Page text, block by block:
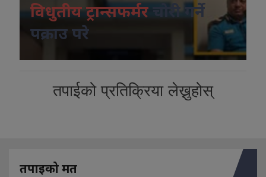
विधुतीय ट्रान्सफर्मर
चोरी गर्ने
पक्राउ परे
तपाईको प्रतिक्रिया लेख्नुहोस्
तपाइको मत